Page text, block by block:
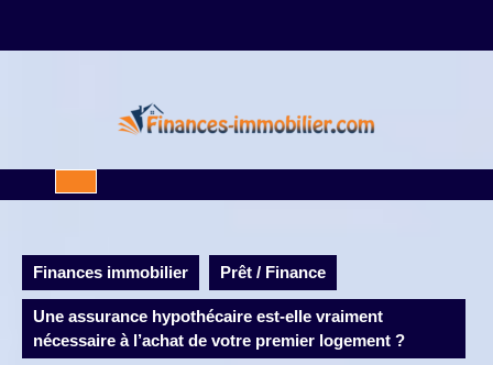
Open
Button
Finances immobilier Prêt / Finance
Une assurance hypothécaire est-elle vraiment
nécessaire à l’achat de votre premier logement ?